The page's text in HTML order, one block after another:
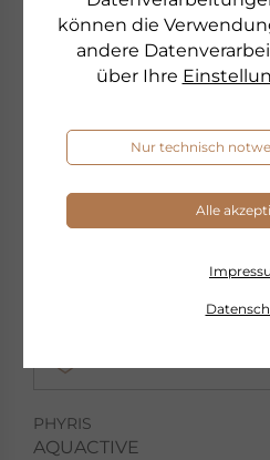
können die
andere
über Ihre
Nur technisch
Alle
PHYRIS
AQUACTIVE